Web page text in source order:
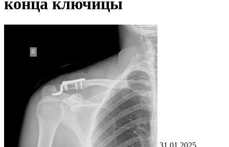
конца ключицы
31.01.2025